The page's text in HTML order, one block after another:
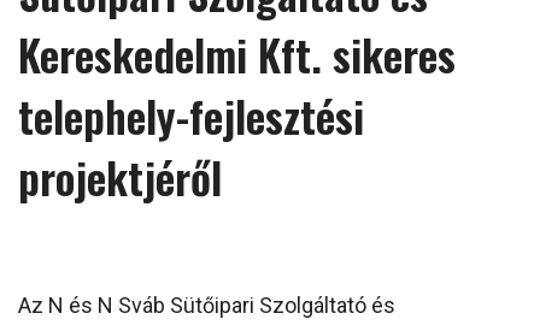
Kereskedelmi Kft. sikeres
telephely-fejlesztési
projektjéről
Az N és N Sváb Sütőipari Szolgáltató és